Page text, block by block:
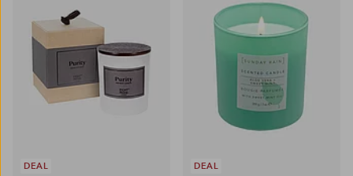
DEAL DEAL